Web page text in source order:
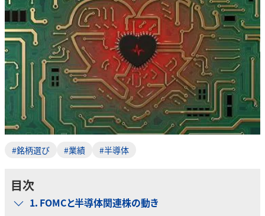
#銘柄選び #業績 #半導体
目次
1．FOMCと半導体関連株の動き